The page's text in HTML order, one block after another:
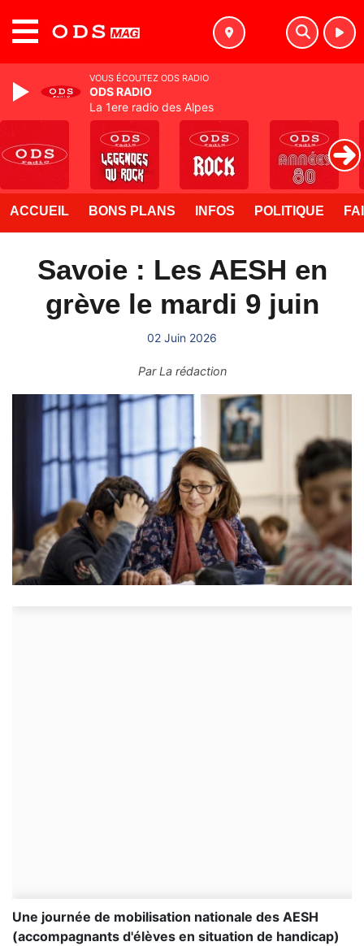
ACCUEIL BONS PLANS INFOS POLITIQUE
Savoie : Les AESH en
grève le mardi 9 juin
02 Juin 2026
ParLa rédaction
Une journée de mobilisation nationale des AESH
(accompagnants d'élèves en situation de handicap)
VOUS ÉCOUTEZ ODS RADIO
ODS RADIO
La 1ere radio des Alpes